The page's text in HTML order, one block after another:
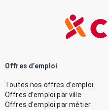
Offres d’emploi
Toutes nos offres d’emploi
Offres d’emploi par ville
Offres d’emploi par métier